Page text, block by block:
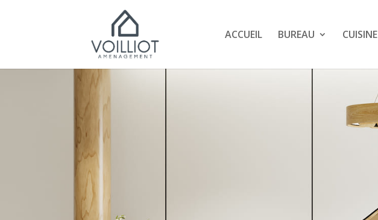
ACCUEIL BUREAU CUISINE